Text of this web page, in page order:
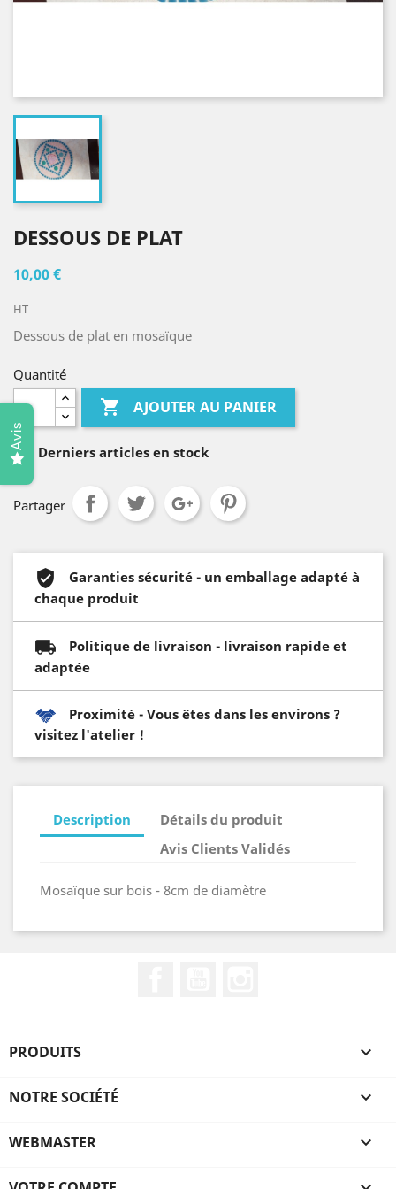
DESSOUS DE PLAT
10,00 €
HT
Dessous de plat en mosaïque
Quantité
 AJOUTER AU PANIER
 Derniers articles en stock
Partager
Garanties sécurité - un emballage adapté à
chaque produit
Politique de livraison - livraison rapide et
adaptée
Proximité - Vous êtes dans les environs ?
visitez l'atelier !
Description
Détails du produit
Avis Clients Validés
Mosaïque sur bois - 8cm de diamètre
PRODUITS 
NOTRE SOCIÉTÉ 
WEBMASTER 
Avis